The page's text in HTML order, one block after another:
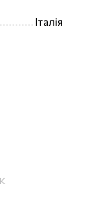
Італія